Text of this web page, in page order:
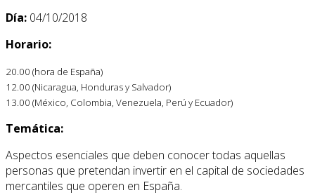
Día: 04/10/2018
Horario:
20.00 (hora de España)
12.00 (Nicaragua, Honduras y Salvador)
13.00 (México, Colombia, Venezuela, Perú y Ecuador)
Temática:
Aspectos esenciales que deben conocer todas aquellas
personas que pretendan invertir en el capital de sociedades
mercantiles que operen en España.